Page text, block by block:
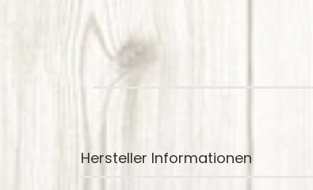
Hersteller Informationen